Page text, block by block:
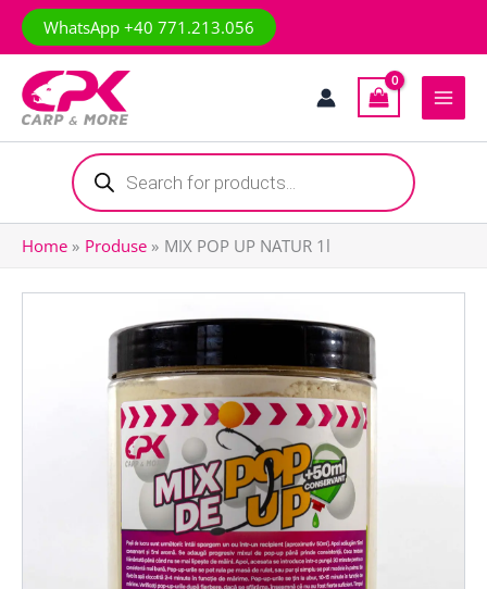
Skip
WhatsApp +40 771.213.056
Products
search
Home Produse MIX POP UP NATUR 1l